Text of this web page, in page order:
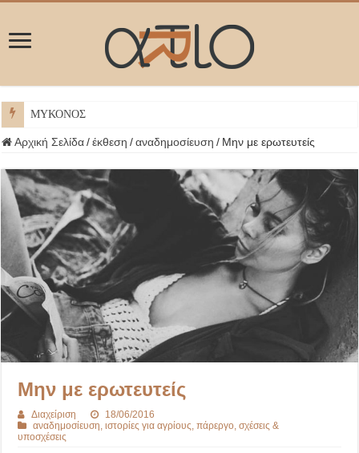
ΜΥΚΟΝΟΣ
Αρχική Σελίδα / έκθεση / αναδημοσίευση / Μην με ερωτευτείς
Μην με ερωτευτείς
Διαχείριση
18/06/2016
αναδημοσίευση ,ιστορίες για αγρίους ,πάρεργο ,σχέσεις &
υποσχέσεις